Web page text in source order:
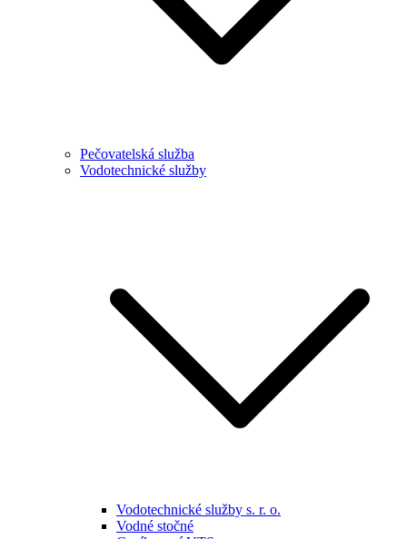
Pečovatelská služba
Vodotechnické služby
Vodotechnické služby s. r. o.
Vodné stočné